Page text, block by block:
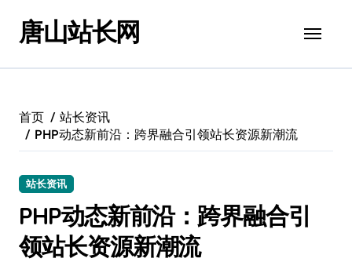
唐山站长网
首页
站长资讯
PHP动态新前沿：跨界融合引领站长资源新潮流
站长资讯
PHP动态新前沿：跨界融合引
领站长资源新潮流